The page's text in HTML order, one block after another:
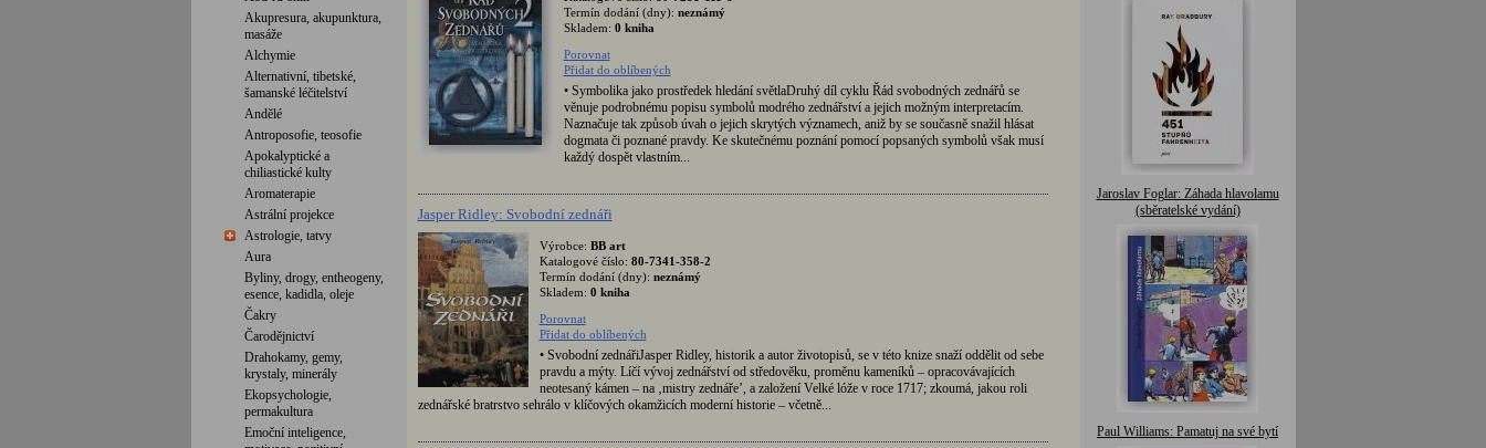
Akupresura, akupunktura,
masáže
Alchymie
Alternativní, tibetské,
šamanské léčitelství
Andělé
Antroposofie, teosofie
Apokalyptické a
chiliastické kulty
Aromaterapie
Astrální projekce
Astrologie, tatvy
Aura
Byliny, drogy, entheogeny,
esence, kadidla, oleje
Čakry
Čarodějnictví
Drahokamy, gemy,
krystaly, minerály
Ekopsychologie,
permakultura
Emoční inteligence,
Termín dodání (dny): neznámý
Skladem: 0 kniha
Porovnat
Přidat do oblíbených
• Symbolika jako prostředek hledání světlaDruhý díl cyklu Řád svobodných zednářů se
věnuje podrobnému popisu symbolů modrého zednářství a jejich možným interpretacím.
Naznačuje tak způsob úvah o jejich skrytých významech, aniž by se současně snažil hlásat
dogmata či poznané pravdy. Ke skutečnému poznání pomocí popsaných symbolů však musí
každý dospět vlastním...
Jasper Ridley: Svobodní zednáři
Výrobce: BB art
Katalogové číslo: 80-7341-358-2
Termín dodání (dny): neznámý
Skladem: 0 kniha
Porovnat
Přidat do oblíbených
• Svobodní zednářiJasper Ridley, historik a autor životopisů, se v této knize snaží oddělit od sebe
pravdu a mýty. Líčí vývoj zednářství od středověku, proměnu kameníků – opracovávajících
neotesaný kámen – na ‚mistry zednáře’, a založení Velké lóže v roce 1717; zkoumá, jakou roli
zednářské bratrstvo sehrálo v klíčových okamžicích moderní historie – včetně...
Jaroslav Foglar: Záhada hlavolamu
(sběratelské vydání)
Paul Williams: Pamatuj na své bytí